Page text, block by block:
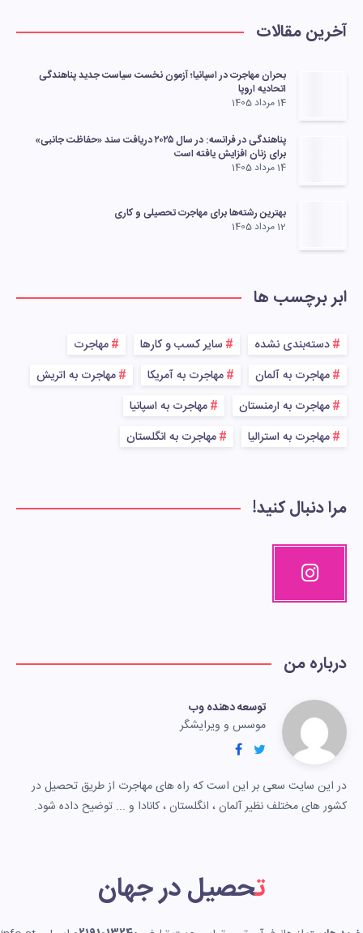
آخرین مقالات
بحران مهاجرت در اسپانیا؛ آزمون نخست سیاست جدید پناهندگی
اتحادیه اروپا
14 مرداد 1405
پناهندگی در فرانسه: در سال ۲۰۲۵ دریافت سند «حفاظت جانبی»
برای زنان افزایش یافته است
14 مرداد 1405
بهترین رشته‌ها برای مهاجرت تحصیلی و کاری
12 مرداد 1405
ابر برچسب ها
دسته‌بندی نشده سایر کسب و کارها
مهاجرت
مهاجرت به آلمان
مهاجرت به آمریکا
مهاجرت به اتریش
مهاجرت به ارمنستان
مهاجرت به اسپانیا
مهاجرت به استرالیا
مهاجرت به انگلستان
مرا دنبال کنید!
درباره من
توسعه دهنده وب
موسس و ویرایشگر
در این سایت سعی بر این است که راه های مهاجرت از طریق تحصیل در
کشور های مختلف نظیر آلمان ، انگلستان ، کانادا و ... توضیح داده شود.
تحصیل در جهان